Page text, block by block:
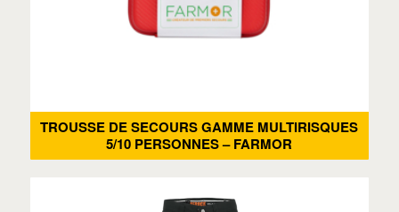
TROUSSE DE SECOURS GAMME MULTIRISQUES
5/10 PERSONNES – FARMOR